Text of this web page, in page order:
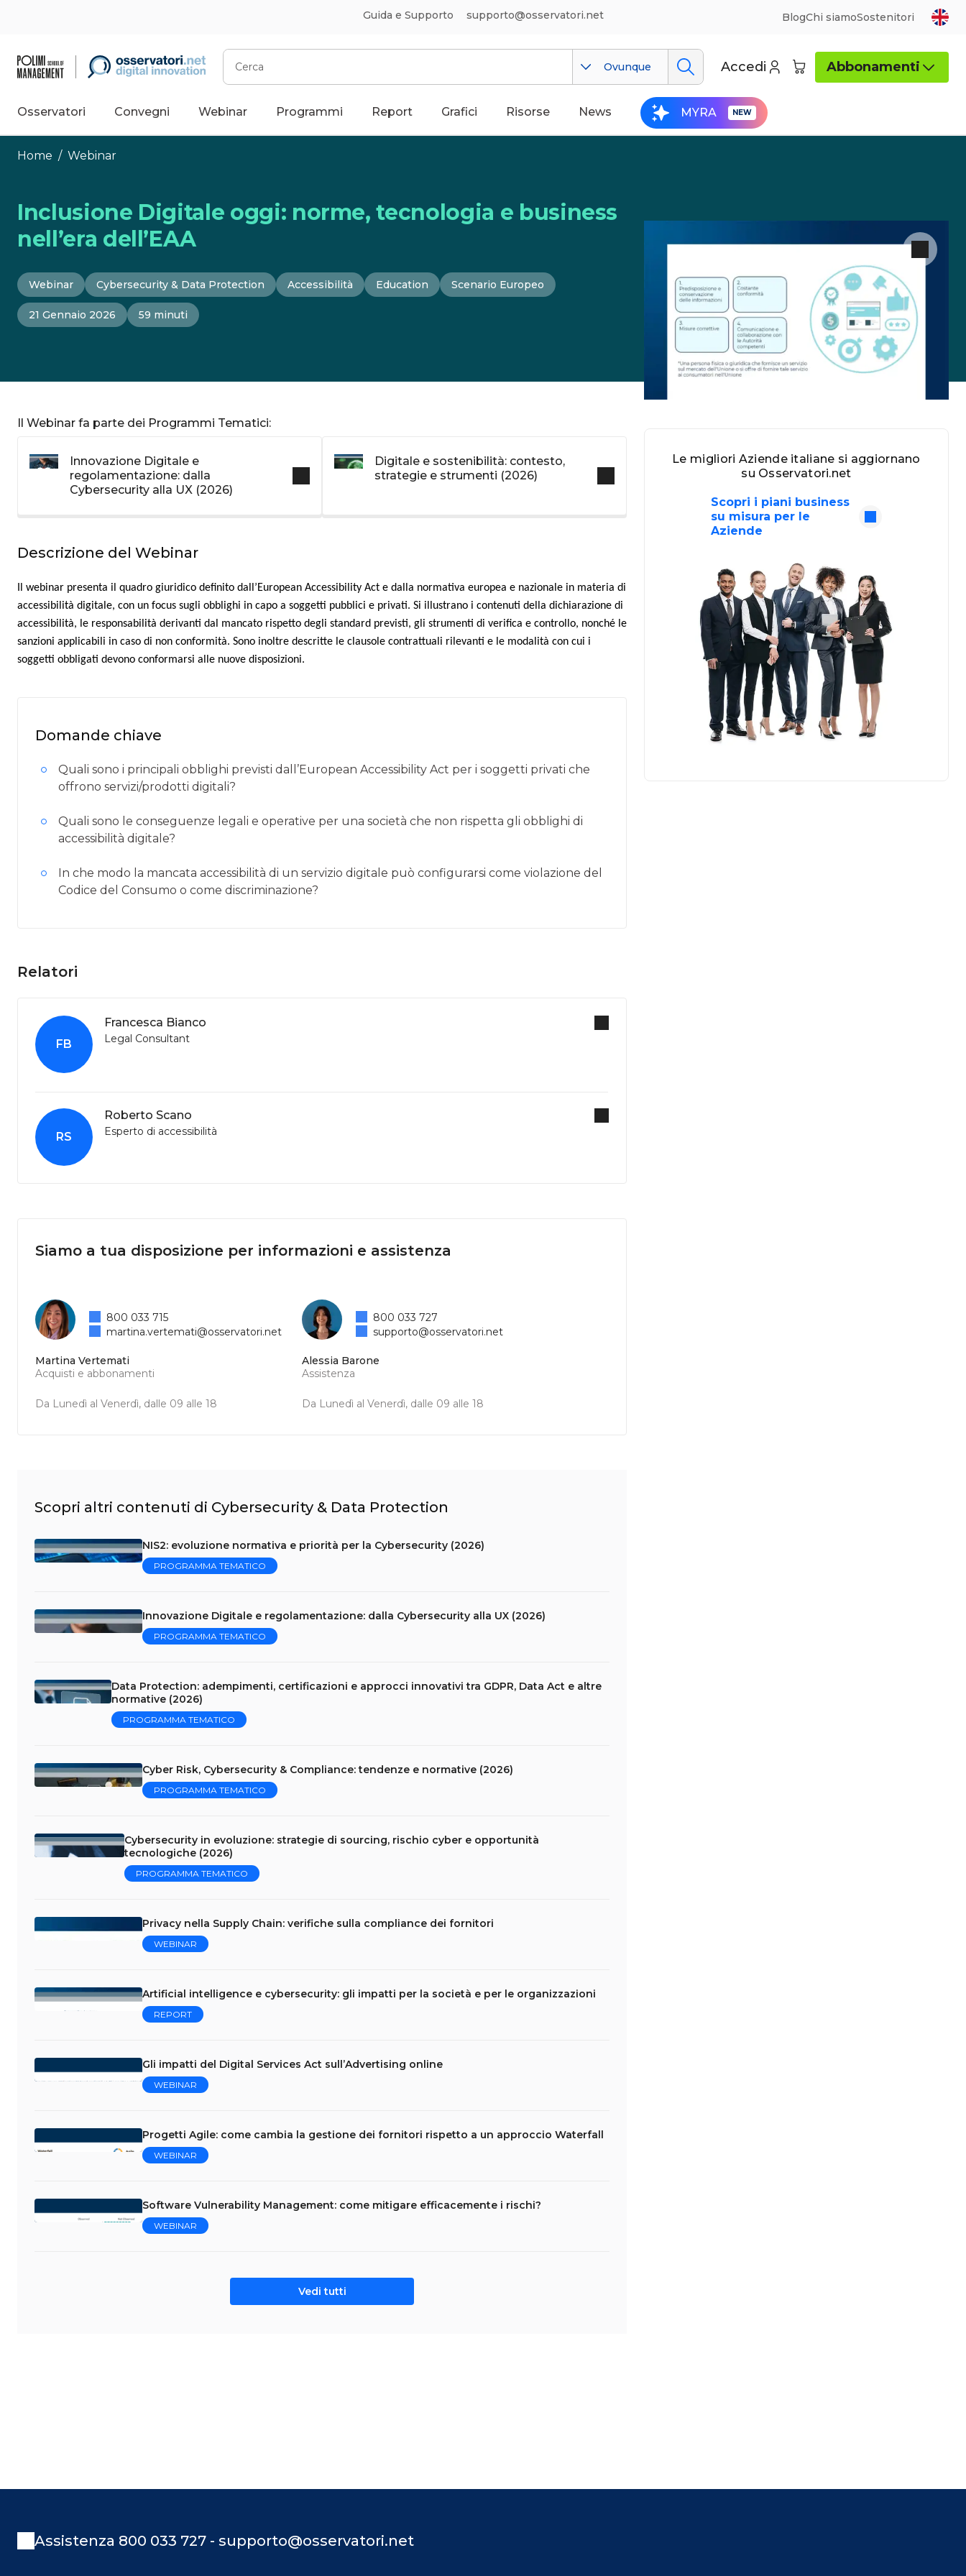
Guida e Supporto supporto@osservatori.net BlogChi siamoSostenitori
Cerca
Ovunque Accedi Abbonamenti
Osservatori Convegni Webinar Programmi Report Grafici Risorse News MYRA
Home / Webinar
Inclusione Digitale oggi: norme, tecnologia e business
nell’era dell’EAA
Webinar Cybersecurity & Data Protection Accessibilità Education Scenario Europeo
21 Gennaio 2026 59 minuti
Il Webinar fa parte dei Programmi Tematici:
Innovazione Digitale e
regolamentazione: dalla
Cybersecurity alla UX (2026)
Digitale e sostenibilità: contesto,
strategie e strumenti (2026)
Descrizione del Webinar
Il webinar presenta il quadro giuridico definito dall’European Accessibility Act e dalla normativa europea e nazionale in materia di
accessibilità digitale, con un focus sugli obblighi in capo a soggetti pubblici e privati. Si illustrano i contenuti della dichiarazione di
accessibilità, le responsabilità derivanti dal mancato rispetto degli standard previsti, gli strumenti di verifica e controllo, nonché le
sanzioni applicabili in caso di non conformità. Sono inoltre descritte le clausole contrattuali rilevanti e le modalità con cui i
soggetti obbligati devono conformarsi alle nuove disposizioni.
Domande chiave
Quali sono i principali obblighi previsti dall’European Accessibility Act per i soggetti privati che
offrono servizi/prodotti digitali?
Quali sono le conseguenze legali e operative per una società che non rispetta gli obblighi di
accessibilità digitale?
In che modo la mancata accessibilità di un servizio digitale può configurarsi come violazione del
Codice del Consumo o come discriminazione?
Relatori
FB
Francesca Bianco
Legal Consultant
RS
Roberto Scano
Esperto di accessibilità
Siamo a tua disposizione per informazioni e assistenza
Martina Vertemati
Acquisti e abbonamenti
Da Lunedì al Venerdì, dalle 09 alle 18
800 033 715
martina.vertemati@osservatori.net
Alessia Barone
Assistenza
Da Lunedì al Venerdì, dalle 09 alle 18
800 033 727
supporto@osservatori.net
Scopri altri contenuti di Cybersecurity & Data Protection
NIS2: evoluzione normativa e priorità per la Cybersecurity (2026)
PROGRAMMA TEMATICO
Innovazione Digitale e regolamentazione: dalla Cybersecurity alla UX (2026)
PROGRAMMA TEMATICO
Data Protection: adempimenti, certificazioni e approcci innovativi tra GDPR, Data Act e altre
normative (2026)
PROGRAMMA TEMATICO
Cyber Risk, Cybersecurity & Compliance: tendenze e normative (2026)
PROGRAMMA TEMATICO
Cybersecurity in evoluzione: strategie di sourcing, rischio cyber e opportunità
tecnologiche (2026)
PROGRAMMA TEMATICO
Privacy nella Supply Chain: verifiche sulla compliance dei fornitori
WEBINAR
Artificial intelligence e cybersecurity: gli impatti per la società e per le organizzazioni
REPORT
Gli impatti del Digital Services Act sull’Advertising online
WEBINAR
Progetti Agile: come cambia la gestione dei fornitori rispetto a un approccio Waterfall
WEBINAR
Software Vulnerability Management: come mitigare efficacemente i rischi?
WEBINAR
Vedi tutti
Le migliori Aziende italiane si aggiornano
su Osservatori.net
Scopri i piani business
su misura per le
Aziende
Assistenza 800 033 727 - supporto@osservatori.net